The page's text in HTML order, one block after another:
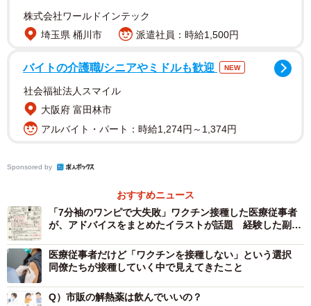
株式会社ワールドインテック
埼玉県 桶川市
派遣社員：時給1,500円
バイトの介護職/シニアやミドルも歓迎 NEW
社会福祉法人スマイル
大阪府 富田林市
アルバイト・パート：時給1,274円～1,374円
Sponsored by
おすすめニュース
「7分袖のワンピで大失敗」ワクチン接種した医療従事者
が、アドバイスをまとめたイラストが話題 経験した副反
医療従事者だけど「ワクチンを接種しない」という選択
同僚たちが接種していく中で見えてきたこと
Q）市販の解熱薬は飲んでいいの？